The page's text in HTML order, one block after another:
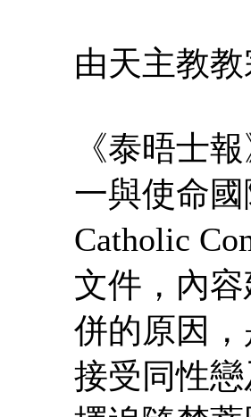
由天主教
《泰晤士
一與使命國
Catholic
文件，內
併的原因
接受同性